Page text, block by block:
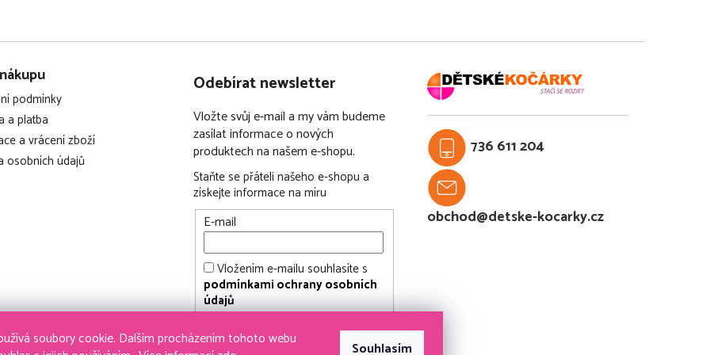
soubory cookie. Dalším procházením tohoto webu
Souhlasím
XXL
podmínky
a platba
a vrácení zboží
osobních údajů
Odebírat newsletter
Vložte svůj e-mail a my vám budeme
zasílat informace o nových
produktech na našem e-shopu.
Staňte se přáteli našeho e-shopu a
získejte informace na míru
E-mail
Vložením e-mailu souhlasíte s
podmínkami ochrany osobních
údajů
PŘIHLÁSIT SE
736 611 204
obchod@detske-kocarky.cz